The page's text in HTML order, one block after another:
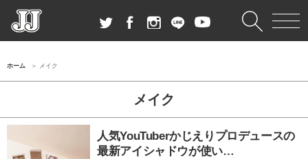
ホーム メイク
メイク
人気YouTuberかじえりプロデュースの
最新アイシャドウが使い…